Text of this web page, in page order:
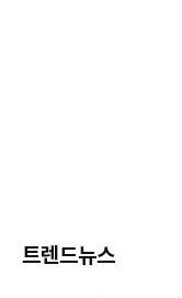
트렌드뉴스